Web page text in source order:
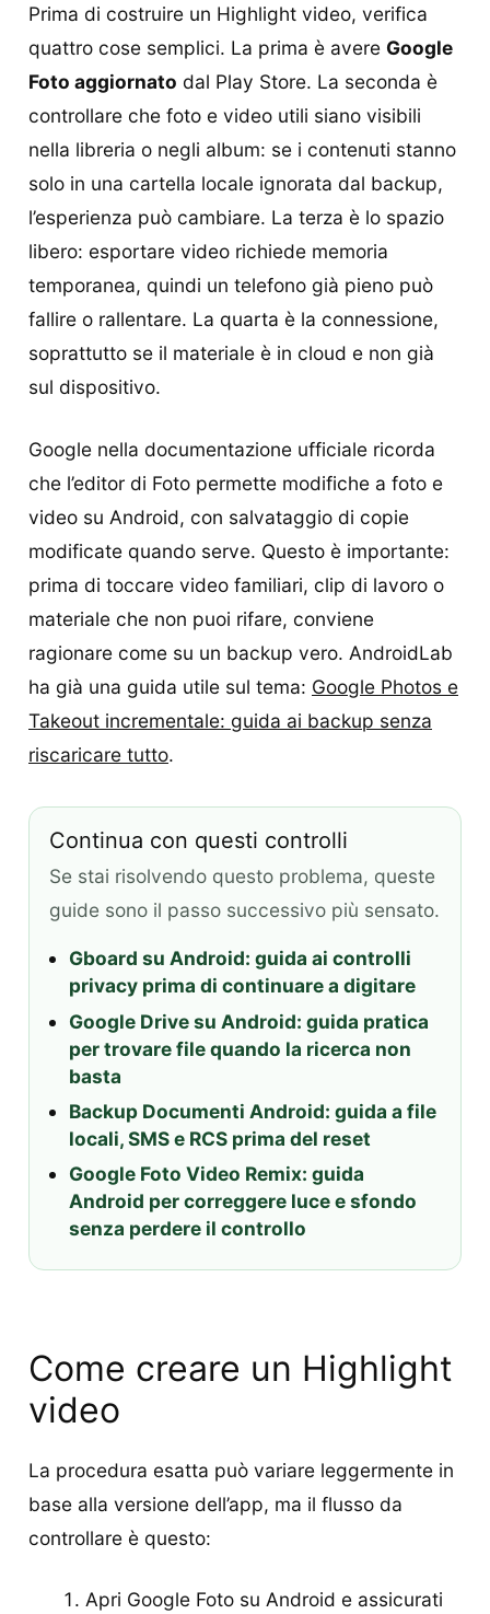
Prima di costruire un Highlight video, verifica
quattro cose semplici. La prima è avere Google
Foto aggiornato dal Play Store. La seconda è
controllare che foto e video utili siano visibili
nella libreria o negli album: se i contenuti stanno
solo in una cartella locale ignorata dal backup,
l’esperienza può cambiare. La terza è lo spazio
libero: esportare video richiede memoria
temporanea, quindi un telefono già pieno può
fallire o rallentare. La quarta è la connessione,
soprattutto se il materiale è in cloud e non già
sul dispositivo.
Google nella documentazione ufficiale ricorda
che l’editor di Foto permette modifiche a foto e
video su Android, con salvataggio di copie
modificate quando serve. Questo è importante:
prima di toccare video familiari, clip di lavoro o
materiale che non puoi rifare, conviene
ragionare come su un backup vero. AndroidLab
ha già una guida utile sul tema: Google Photos e
Takeout incrementale: guida ai backup senza
riscaricare tutto.
Continua con questi controlli
Se stai risolvendo questo problema, queste
guide sono il passo successivo più sensato.
Gboard su Android: guida ai controlli
privacy prima di continuare a digitare
Google Drive su Android: guida pratica
per trovare file quando la ricerca non
basta
Backup Documenti Android: guida a file
locali, SMS e RCS prima del reset
Google Foto Video Remix: guida
Android per correggere luce e sfondo
senza perdere il controllo
Come creare un Highlight
video
La procedura esatta può variare leggermente in
base alla versione dell’app, ma il flusso da
controllare è questo:
Apri Google Foto su Android e assicurati